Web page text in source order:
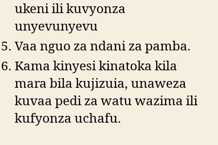
ukeni ili kuvyonza
unyevunyevu
Vaa nguo za ndani za pamba.
Kama kinyesi kinatoka kila
mara bila kujizuia, unaweza
kuvaa pedi za watu wazima ili
kufyonza uchafu.